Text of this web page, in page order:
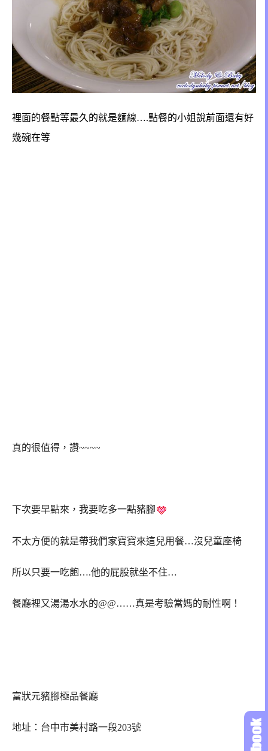
裡面的餐點等最久的就是麵線….點餐的小姐說前面還有好
幾碗在等
真的很值得，讚~~~~
下次要早點來，我要吃多一點豬腳
不太方便的就是帶我們家寶寶來這兒用餐…沒兒童座椅
所以只要一吃飽….他的屁股就坐不住…
餐廳裡又湯湯水水的@@……真是考驗當媽的耐性啊！
富狀元豬腳極品餐廳
地址：台中市美村路一段203號